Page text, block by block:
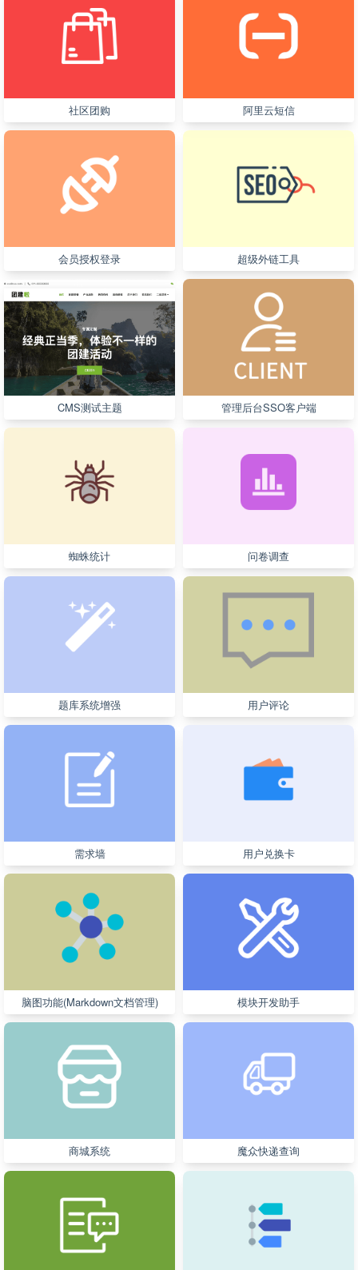
社区团购 阿里云短信
会员授权登录 超级外链工具
CMS测试主题 管理后台SSO客户端
蜘蛛统计 问卷调查
题库系统增强 用户评论
需求墙 用户兑换卡
脑图功能(Markdown文档管理) 模块开发助手
商城系统 魔众快递查询